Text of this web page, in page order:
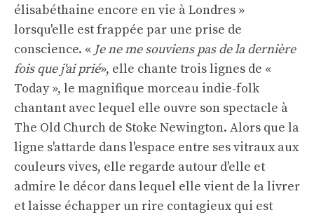
élisabéthaine encore en vie à Londres »
lorsqu'elle est frappée par une prise de
conscience. « Je ne me souviens pas de la dernière
fois que j'ai prié», elle chante trois lignes de «
Today », le magnifique morceau indie-folk
chantant avec lequel elle ouvre son spectacle à
The Old Church de Stoke Newington. Alors que la
ligne s'attarde dans l'espace entre ses vitraux aux
couleurs vives, elle regarde autour d'elle et
admire le décor dans lequel elle vient de la livrer
et laisse échapper un rire contagieux qui est